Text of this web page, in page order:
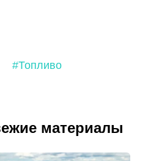
#Топливо
материалы